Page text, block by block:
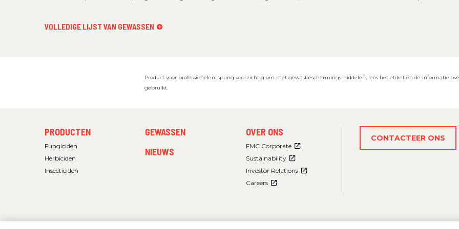
VOLLEDIGE LIJST VAN GEWASSEN
Product voor professionelen: spring voorzichtig om met gewasbeschermingsmiddelen, lees het etiket en de informatie
gebruikt.
FOOTER
MENU
PRODUCTEN
Fungiciden
Herbiciden
Insecticiden
FOOTER
MENU
GEWASSEN
NIEUWS
FOOTER
MENU
OVER ONS
FMC Corporate
Sustainability
Investor Relations
Careers
CONTACTEER ONS